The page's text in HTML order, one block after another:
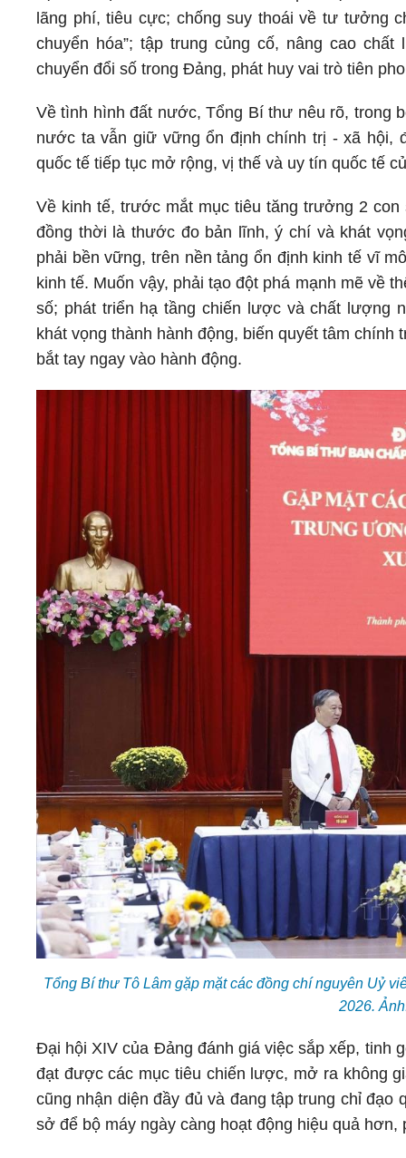
lãng phí, tiêu cực; chống suy thoái về tư tưởng
chuyển hóa”; tập trung củng cố, nâng cao
chuyển đổi số trong Đảng, phát huy vai trò tiên
Về tình hình đất nước, Tổng Bí thư nêu rõ, trong
nước ta vẫn giữ vững ổn định chính trị - xã hội,
quốc tế tiếp tục mở rộng, vị thế và uy tín quốc tế
Về kinh tế, trước mắt mục tiêu tăng trưởng 2
đồng thời là thước đo bản lĩnh, ý chí và khát
phải bền vững, trên nền tảng ổn định kinh tế vĩ
kinh tế. Muốn vậy, phải tạo đột phá mạnh mẽ về
số; phát triển hạ tầng chiến lược và chất lượng
khát vọng thành hành động, biến quyết tâm
bắt tay ngay vào hành động.
Tổng Bí thư Tô Lâm gặp mặt các đồng chí nguyên Uỷ
2026.
Đại hội XIV của Đảng đánh giá việc sắp xếp, tinh
đạt được các mục tiêu chiến lược, mở ra không
cũng nhận diện đầy đủ và đang tập trung chỉ
sở để bộ máy ngày càng hoạt động hiệu quả